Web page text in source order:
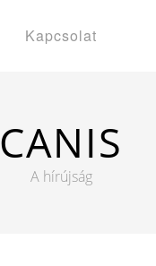
Kapcsolat
CANIS
A hírújság